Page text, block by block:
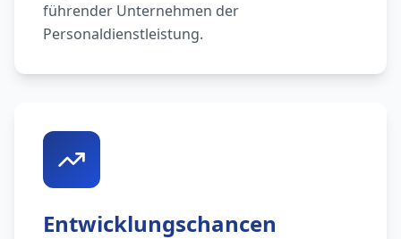
führender Unternehmen der
Personaldienstleistung.
Entwicklungschancen